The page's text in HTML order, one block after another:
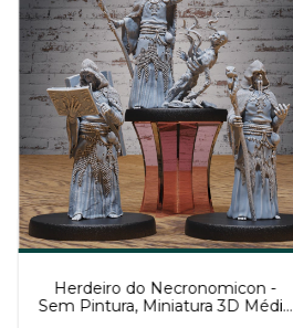
Herdeiro do Necronomicon -
Sem Pintura, Miniatura 3D Médio